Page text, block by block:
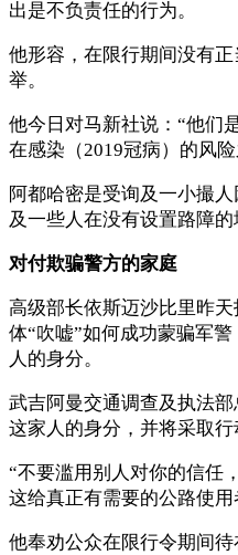
出是不负责任的行为。
他形容，在限行期间没有
举。
他今日对马新社说：“他们
在感染（2019冠病）的风
阿都哈密是受询及一小撮
及一些人在没有设置路障的
对付欺骗警方的家庭
高级部长依斯迈沙比里昨
体“吹嘘”如何成功蒙骗军
人的身分。
武吉阿曼交通调查及执法
这家人的身分，并将采取行
“不要滥用别人对你的信任
这给真正有需要的公路使
他奉劝公众在限行令期间